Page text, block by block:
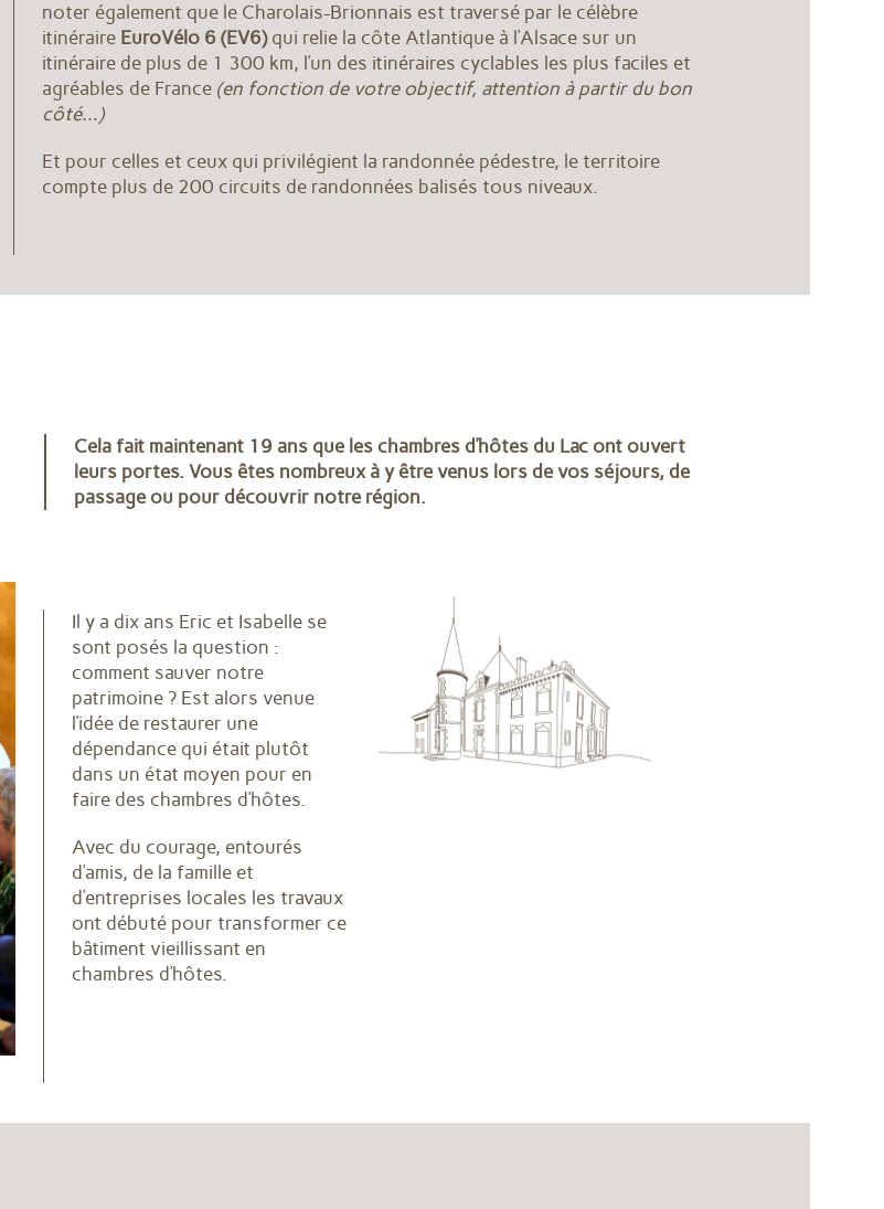
noter également que le Charolais-Brionnais est traversé par le célèbre
itinéraire EuroVélo 6 (EV6)qui relie la côte Atlantique à l’Alsace sur un
itinéraire de plus de 1 300 km, l’un des itinéraires cyclables les plus faciles et
agréables de France (en fonction de votre objectif, attention à partir du bon
côté…)
Et pour celles et ceux qui privilégient la randonnée pédestre, le territoire
compte plus de 200 circuits de randonnées balisés tous niveaux.
Cela fait maintenant 19 ans que les chambres d’hôtes du Lac ont ouvert
leurs portes. Vous êtes nombreux à y être venus lors de vos séjours, de
passage ou pour découvrir notre région.
Il y a dix ans Eric et Isabelle se
sont posés la question :
comment sauver notre
patrimoine ? Est alors venue
l’idée de restaurer une
dépendance qui était plutôt
dans un état moyen pour en
faire des chambres d’hôtes.
Avec du courage, entourés
d’amis, de la famille et
d’entreprises locales les travaux
ont débuté pour transformer ce
bâtiment vieillissant en
chambres d’hôtes.